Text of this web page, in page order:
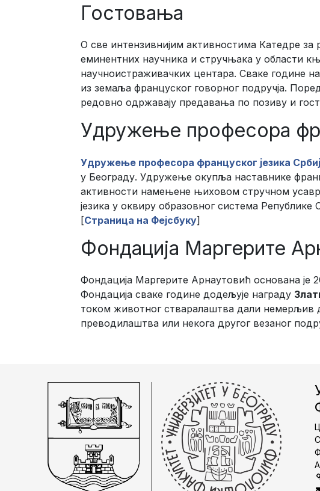
Гостовања
О све интензивнијим активностима Катедре
еминентних научника и стручњака у области
научноистраживачких центара. Сваке године
из земаља француског говорног подручја.
редовно одржавају предавања по позиву и
Удружење професора
Удружење професора француског језика
у Београду. Удружење окупља наставнике
активности намењене њиховом стручном
језика у оквиру образовног система Републике
[Страница на Фејсбуку]
Фондација Маргерите
Фондација Маргерите Арнаутовић основана је
Фондација сваке године додељује награду
током животног стваралаштва дали немерљив
преводилаштва или некога другог везаног